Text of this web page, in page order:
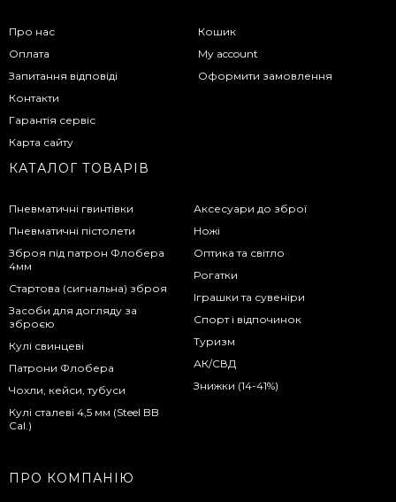
Про нас
Оплата
Запитання відповіді
Контакти
Гарантія сервіс
Карта сайту
Кошик
My account
Оформити замовлення
КАТАЛОГ ТОВАРІВ
Пневматичні гвинтівки
Пневматичні пістолети
Зброя під патрон Флобера
4мм
Стартова (сигнальна) зброя
Засоби для догляду за
зброєю
Кулі свинцеві
Патрони Флобера
Чохли, кейси, тубуси
Кулі сталеві 4,5 мм (Steel BB
Cal.)
Аксесуари до зброї
Ножі
Оптика та світло
Рогатки
Іграшки та сувеніри
Спорт і відпочинок
Туризм
АК/СВД
Знижки (14-41%)
ПРО КОМПАНІЮ